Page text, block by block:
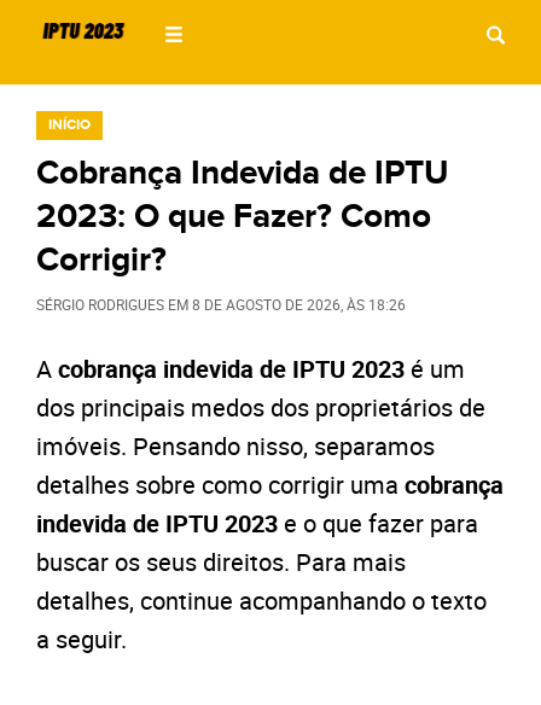
INÍCIO
Cobrança Indevida de IPTU
2023: O que Fazer? Como
Corrigir?
SÉRGIO RODRIGUES EM8 DE AGOSTO DE 2026 , ÀS 18:26
Acobrança indevida de IPTU 2023 é um
dos principais medos dos proprietários de
imóveis. Pensando nisso, separamos
detalhes sobre como corrigir uma cobrança
indevida de IPTU 2023 e o que fazer para
buscar os seus direitos. Para mais
detalhes, continue acompanhando o texto
a seguir.